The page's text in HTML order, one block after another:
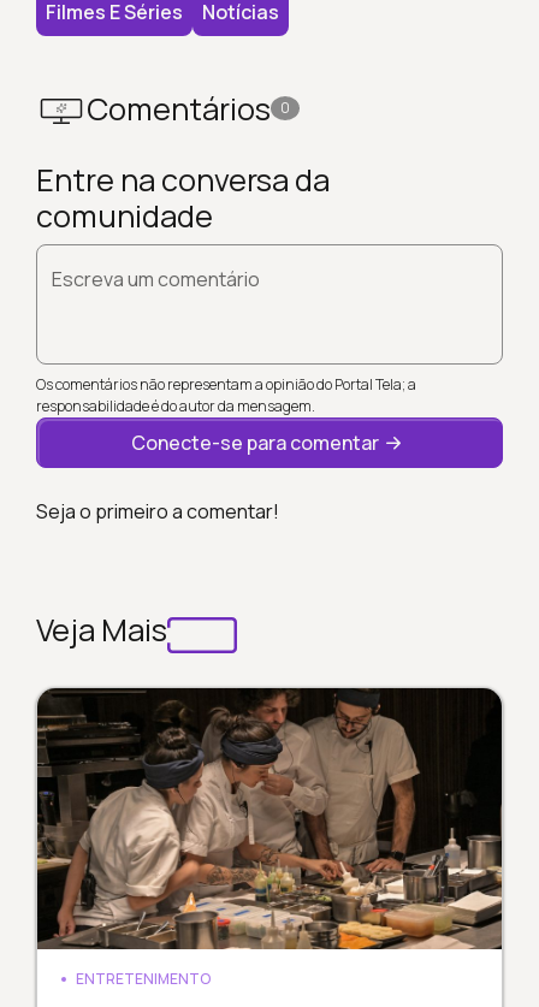
Filmes E Séries Notícias
Comentários 0
Entre na conversa da
comunidade
Escreva um comentário
Os comentários não representam a opinião do Portal Tela; a
responsabilidade é do autor da mensagem.
Conecte-se para comentar
Seja o primeiro a comentar!
Veja Mais
ENTRETENIMENTO